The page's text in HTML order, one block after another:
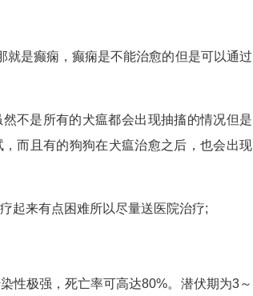
是癫痫，癫痫是不能治愈的但是可以通过
不是所有的犬瘟都会出现抽搐的情况但是
而且有的狗狗在犬瘟治愈之后，也会出现
起来有点困难所以尽量送医院治疗;
性极强，死亡率可高达80%。潜伏期为3～